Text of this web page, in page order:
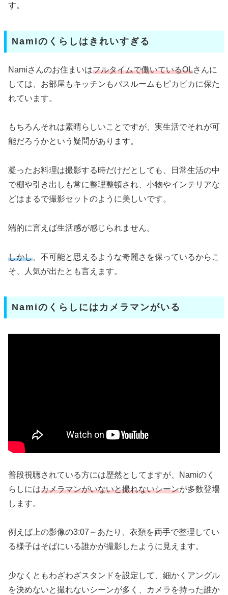
す。
Namiのくらしはきれいすぎる
Namiさんのお住まいはフルタイムで働いているOLさんに
しては、お部屋もキッチンもバスルームもピカピカに保た
れています。
もちろんそれは素晴らしいことですが、実生活でそれが可
能だろうかという疑問があります。
凝ったお料理は撮影する時だけだとしても、日常生活の中
で棚や引き出しも常に整理整頓され、小物やインテリアな
どはまるで撮影セットのように美しいです。
端的に言えば生活感が感じられません。
しかし 、不可能と思えるような奇麗さを保っているからこ
そ、人気が出たとも言えます。
Namiのくらしにはカメラマンがいる
普段視聴されている方には歴然としてますが、Namiのく
らしにはカメラマンがいないと撮れないシーンが多数登場
します。
例えば上の影像の3:07～あたり、衣類を両手で整理してい
る様子はそばにいる誰かが撮影したように見えます。
少なくともわざわざスタンドを設定して、細かくアングル
を決めないと撮れないシーンが多く、カメラを持った誰か